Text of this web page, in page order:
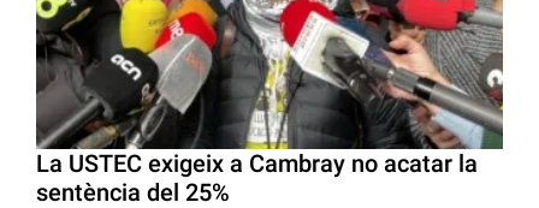
La USTEC exigeix a Cambray no acatar la
sentència del 25%